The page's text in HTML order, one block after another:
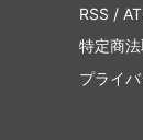
RSS /
特定商
プライ